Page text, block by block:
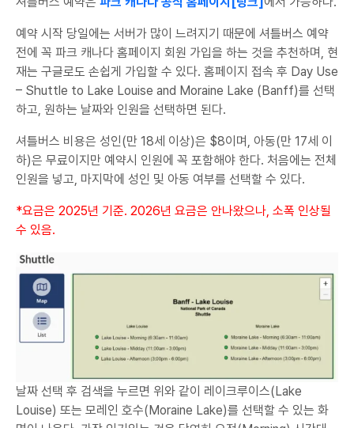
예약 시작 당일에는 서버가 많이 느려지기 때문에 셔틀버스 예약
전에 꼭 파크 캐나다 홈페이지 회원 가입을 하는 것을 추천하며, 현
재는 구글로도 손쉽게 가입할 수 있다. 홈페이지 접속 후 Day Use
– Shuttle to Lake Louise and Moraine Lake (Banff)를 선택
하고, 원하는 날짜와 인원을 선택하면 된다.
셔틀버스 비용은 성인(만 18세 이상)은 $8이며, 아동(만 17세 이
하)은 무료이지만 예약시 인원에 꼭 포함해야 한다. 처음에는 전체
인원을 넣고, 마지막에 성인 및 아동 여부를 선택할 수 있다.
*요금은 2025년 기준. 2026년 요금은 안나왔으나, 소폭 인상될
수 있음.
날짜 선택 후 검색을 누르면 위와 같이 레이크루이스(Lake
Louise) 또는 모레인 호수(Moraine Lake)를 선택할 수 있는 화